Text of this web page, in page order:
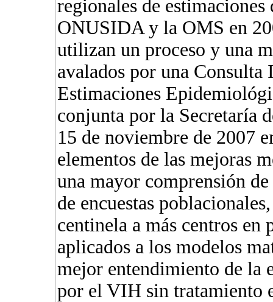
regionales de
ONUSIDA y la OMS en
utilizan un proceso y una
avalados por una Consulta
Estimaciones
conjunta por la Secretaría
15 de noviembre de 2007
elementos de las mejoras
una mayor comprensión
de encuestas
centinela a más centros en
aplicados a los modelos
mejor entendimiento de la
por el VIH sin tratamiento